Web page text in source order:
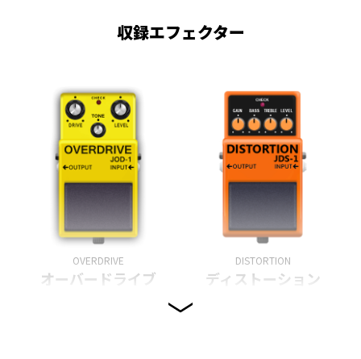
収録エフェクター
OVERDRIVE
オーバードライブ
DISTORTION
ディストーション